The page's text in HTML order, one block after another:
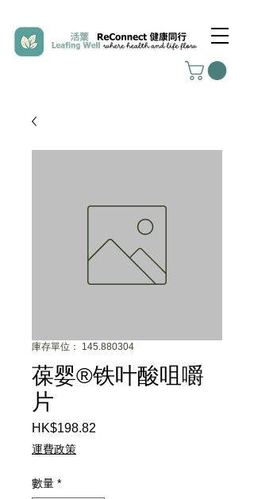
庫存單位： 145.880304
葆婴®铁叶酸咀嚼
片
HK$198.82
運費政策
數量 *